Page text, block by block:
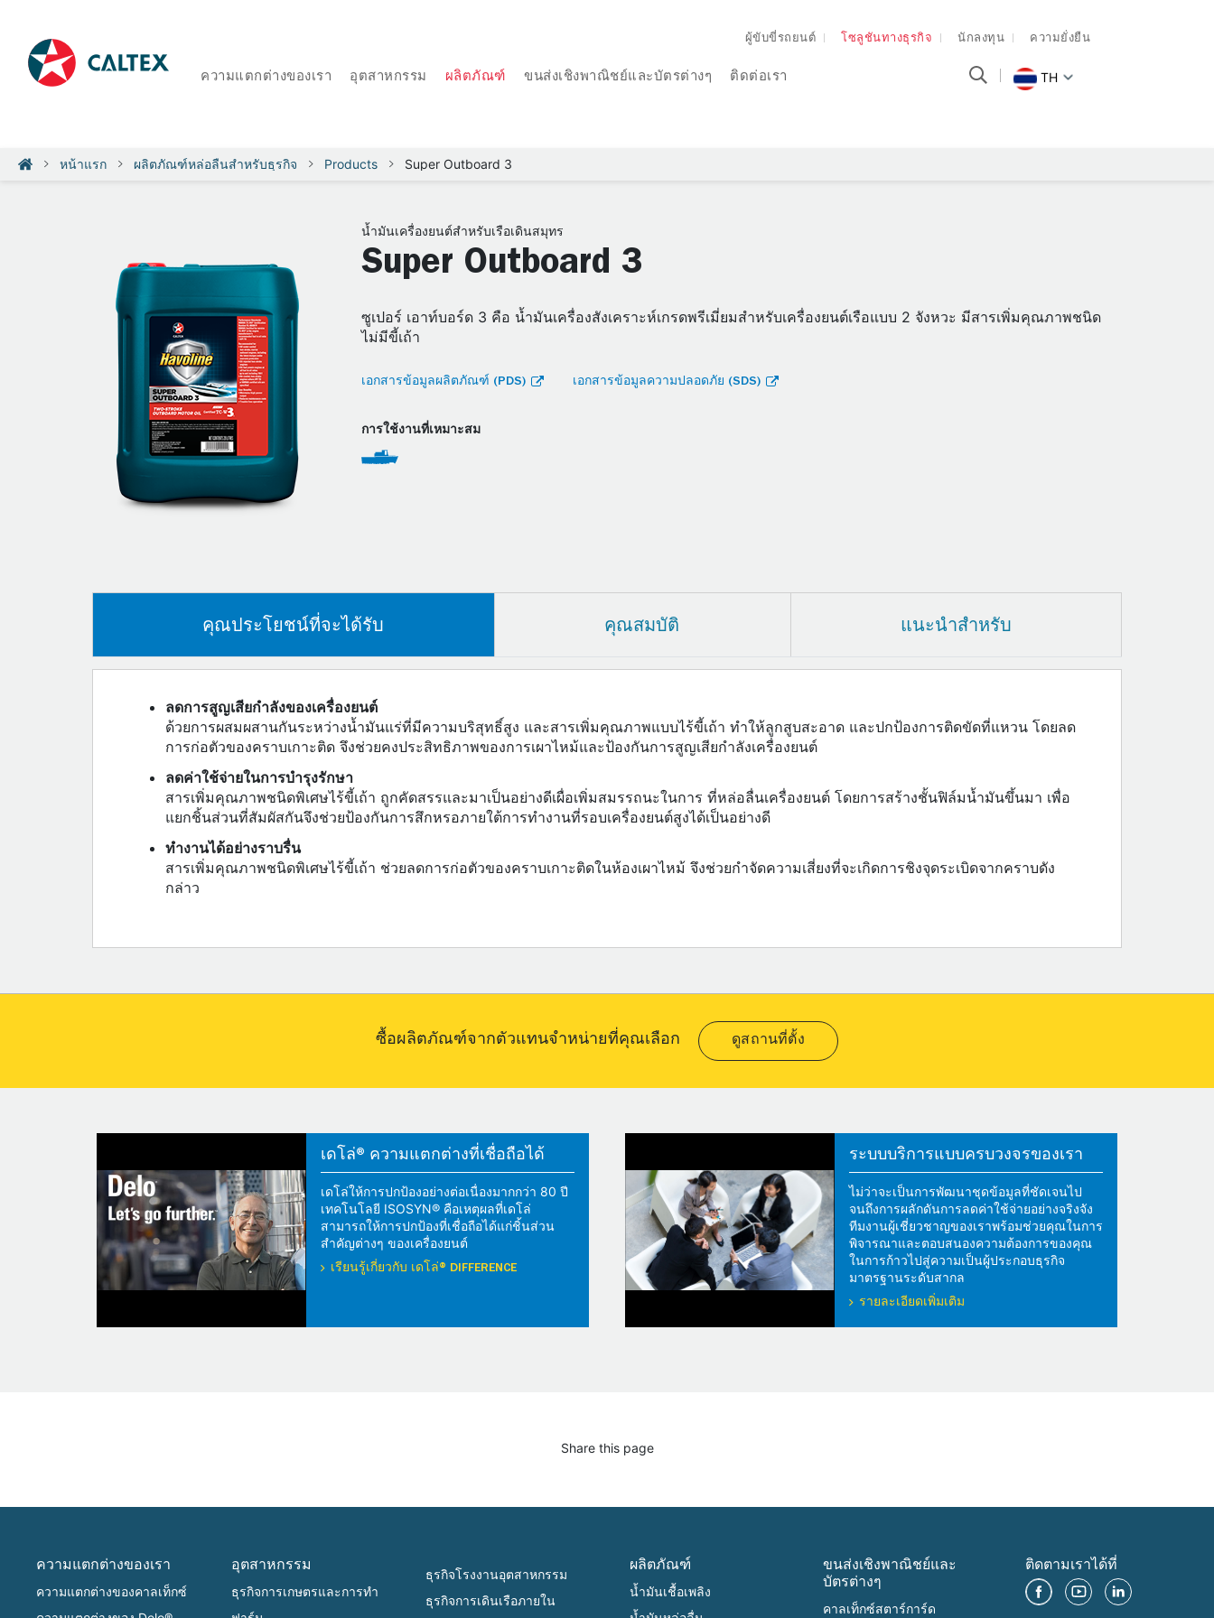
ผู้ขับขี่รถยนต์ โซลูชันทางธุรกิจ นักลงทุน ความยั่งยืน
ความแตกต่างของเรา อุตสาหกรรม ผลิตภัณฑ์ ขนส่งเชิงพาณิชย์และบัตรต่างๆ ติดต่อเรา TH
หน้าแรก ผลิตภัณฑ์หล่อลื่นสำหรับธุรกิจ Products Super Outboard 3
น้ำมันเครื่องยนต์สำหรับเรือเดินสมุทร
Super Outboard 3
ซูเปอร์ เอาท์บอร์ด 3 คือ น้ำมันเครื่องสังเคราะห์เกรดพรีเมี่ยมสำหรับเครื่องยนต์เรือแบบ 2 จังหวะ มีสารเพิ่มคุณภาพชนิด
ไม่มีขี้เถ้า
เอกสารข้อมูลผลิตภัณฑ์ (PDS) เอกสารข้อมูลความปลอดภัย (SDS)
การใช้งานที่เหมาะสม
คุณประโยชน์ที่จะได้รับ คุณสมบัติ แนะนำสำหรับ
ลดการสูญเสียกำลังของเครื่องยนต์
ด้วยการผสมผสานกันระหว่างน้ำมันแร่ที่มีความบริสุทธิ์สูง และสารเพิ่มคุณภาพแบบไร้ขี้เถ้า ทำให้ลูกสูบสะอาด และปกป้องการติดขัดที่แหวน โดยลด
การก่อตัวของคราบเกาะติด จึงช่วยคงประสิทธิภาพของการเผาไหม้และป้องกันการสูญเสียกำลังเครื่องยนต์
ลดค่าใช้จ่ายในการบำรุงรักษา
สารเพิ่มคุณภาพชนิดพิเศษไร้ขี้เถ้า ถูกคัดสรรและมาเป็นอย่างดีเผื่อเพิ่มสมรรถนะในการ ที่หล่อลื่นเครื่องยนต์ โดยการสร้างชั้นฟิล์มน้ำมันขึ้นมา เพื่อ
แยกชิ้นส่วนที่สัมผัสกันจึงช่วยป้องกันการสึกหรอภายใต้การทำงานที่รอบเครื่องยนต์สูงได้เป็นอย่างดี
ทำงานได้อย่างราบรื่น
สารเพิ่มคุณภาพชนิดพิเศษไร้ขี้เถ้า ช่วยลดการก่อตัวของคราบเกาะติดในห้องเผาไหม้ จึงช่วยกำจัดความเสี่ยงที่จะเกิดการชิงจุดระเบิดจากคราบดัง
กล่าว
ซื้อผลิตภัณฑ์จากตัวแทนจำหน่ายที่คุณเลือก ดูสถานที่ตั้ง
เดโล่® ความแตกต่างที่เชื่อถือได้
เดโล่ให้การปกป้องอย่างต่อเนื่องมากกว่า 80 ปี
เทคโนโลยี ISOSYN® คือเหตุผลที่เดโล่
สามารถให้การปกป้องที่เชื่อถือได้แก่ชิ้นส่วน
สำคัญต่างๆ ของเครื่องยนต์
เรียนรู้เกี่ยวกับ เดโล่® DIFFERENCE
ระบบบริการแบบครบวงจรของเรา
ไม่ว่าจะเป็นการพัฒนาชุดข้อมูลที่ชัดเจนไป
จนถึงการผลักดันการลดค่าใช้จ่ายอย่างจริงจัง
ทีมงานผู้เชี่ยวชาญของเราพร้อมช่วยคุณในการ
พิจารณาและตอบสนองความต้องการของคุณ
ในการก้าวไปสู่ความเป็นผู้ประกอบธุรกิจ
มาตรฐานระดับสากล
รายละเอียดเพิ่มเติม
Share this page
ความแตกต่างของเรา
ความแตกต่างของคาลเท็กซ์
อุตสาหกรรม
ธุรกิจการเกษตรและการทำ
ธุรกิจโรงงานอุตสาหกรรม
ธุรกิจการเดินเรือภายใน
ผลิตภัณฑ์
น้ำมันเชื้อเพลิง
ขนส่งเชิงพาณิชย์และ
บัตรต่างๆ
คาลเท็กซ์สตาร์การ์ด
ติดตามเราได้ที่